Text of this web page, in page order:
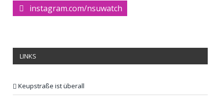
instagram.com/nsuwatch
LINKS
Keupstraße ist überall